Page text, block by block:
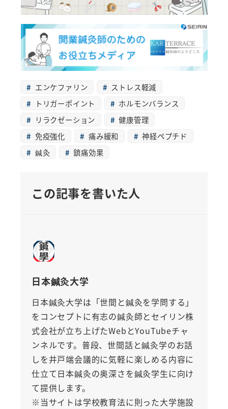
エンケファリン
ストレス軽減
トリガーポイント
ホルモンバランス
リラクゼーション
健康管理
免疫強化
痛み緩和
神経ペプチド
鍼灸
鎮痛効果
この記事を書いた人
日本鍼灸大学
日本鍼灸大学は「世間と鍼灸を学問する」
をコンセプトに有志の鍼灸師とセイリン株
式会社が立ち上げたWebとYouTubeチャ
ンネルです。普段、世間話と鍼灸学のお話
しを井戸端会議的に気軽に楽しめる内容に
仕立て日本鍼灸の奥深さを鍼灸学生に向け
て提供します。
※当サイトは学校教育法に則った大学施設